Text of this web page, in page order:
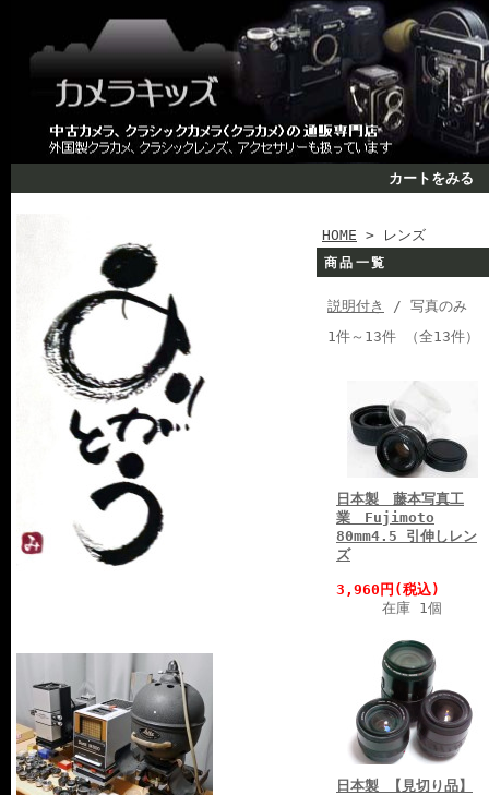
カートをみる
HOME > レンズ
商品一覧
説明付き
/ 写真のみ
1件～13件 （全13件）
日本製 藤本写真工
業 Fujimoto
80mm4.5 引伸しレン
ズ
3,960円(税込)
在庫 1個
日本製 【見切り品】